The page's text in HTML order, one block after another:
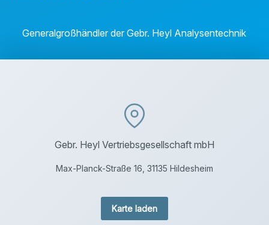
Generalgroßhändler der Gebr. Heyl Analysentechnik
Gebr. Heyl Vertriebsgesellschaft mbH
Max-Planck-Straße 16, 31135 Hildesheim
Karte laden